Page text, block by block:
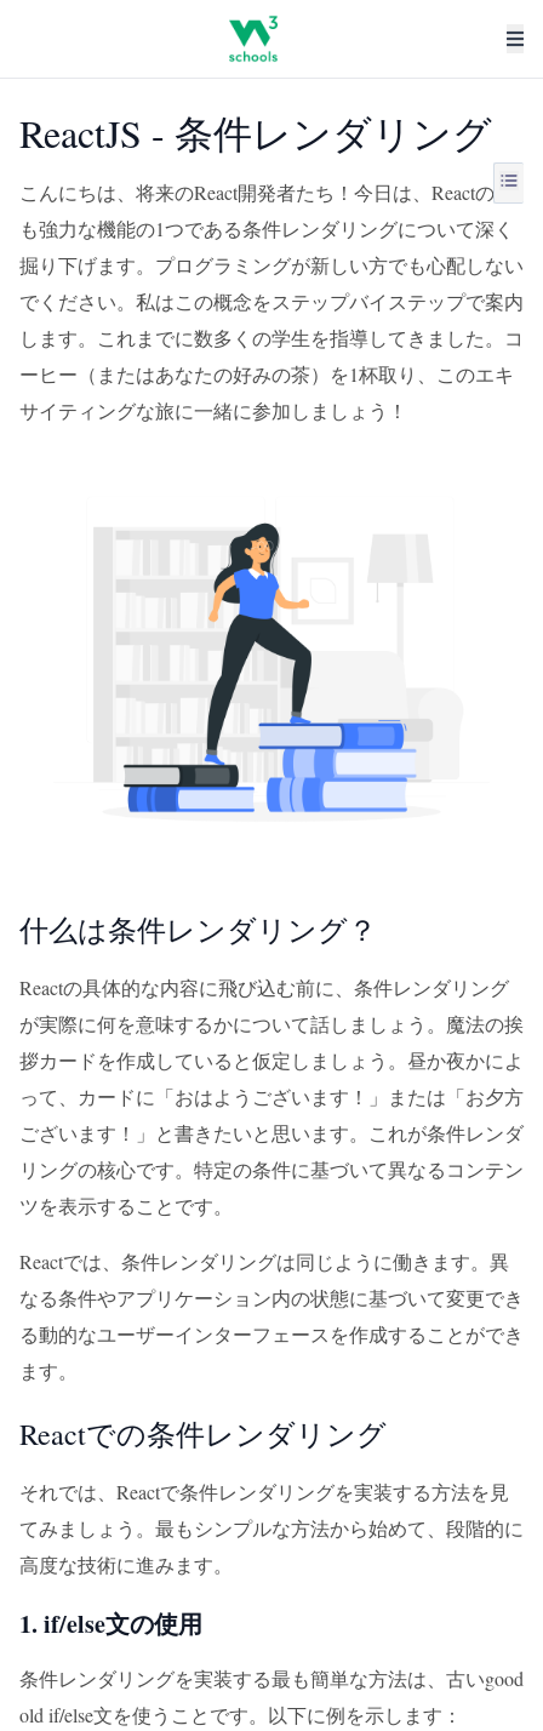
ReactJS - 条件レンダリング
こんにちは、将来のReact開発者たち！今日は、Reactの最
も強力な機能の1つである条件レンダリングについて深く
掘り下げます。プログラミングが新しい方でも心配しない
でください。私はこの概念をステップバイステップで案内
します。これまでに数多くの学生を指導してきました。コ
ーヒー（またはあなたの好みの茶）を1杯取り、このエキ
サイティングな旅に一緒に参加しましょう！
什么は条件レンダリング？
Reactの具体的な内容に飛び込む前に、条件レンダリング
が実際に何を意味するかについて話しましょう。魔法の挨
拶カードを作成していると仮定しましょう。昼か夜かによ
って、カードに「おはようございます！」または「お夕方
ございます！」と書きたいと思います。これが条件レンダ
リングの核心です。特定の条件に基づいて異なるコンテン
ツを表示することです。
Reactでは、条件レンダリングは同じように働きます。異
なる条件やアプリケーション内の状態に基づいて変更でき
る動的なユーザーインターフェースを作成することができ
ます。
Reactでの条件レンダリング
それでは、Reactで条件レンダリングを実装する方法を見
てみましょう。最もシンプルな方法から始めて、段階的に
高度な技術に進みます。
1. if/else文の使用
条件レンダリングを実装する最も簡単な方法は、古いgood
old if/else文を使うことです。以下に例を示します：